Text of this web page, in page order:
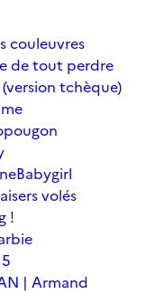
couleuvres
de tout perdre
(version tchèque)
Babygirl
volés
!
| Armand